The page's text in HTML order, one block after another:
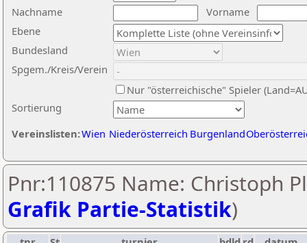
Nachname
Vorname
Ebene
Sortierung
Bundesland
Spgem./Kreis/Verein
Nur "österreichische" Spieler
Vereinslisten:Wien Niederösterreich Burgenland
Pnr:110875 Name: Christoph
Grafik Partie-Statistik)